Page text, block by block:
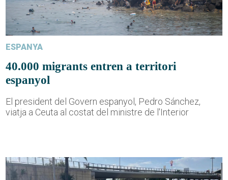
ESPANYA
40.000 migrants entren a territori
espanyol
El president del Govern espanyol, Pedro Sánchez,
viatja a Ceuta al costat del ministre de l'Interior